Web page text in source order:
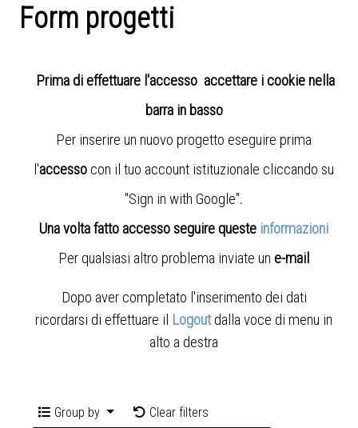
Form progetti
Prima di effettuare l'accesso accettare i cookie nella
barra in basso
Per inserire un nuovo progetto eseguire prima
l'accesso con il tuo account istituzionale cliccando su
"Sign in with Google".
Una volta fatto accesso seguire queste informazioni
Per qualsiasi altro problema inviate un e-mail
Dopo aver completato l'inserimento dei dati
ricordarsi di effettuare il Logout dalla voce di menu in
alto a destra
Group by Clear filters